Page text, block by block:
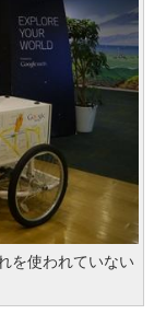
を使われていない